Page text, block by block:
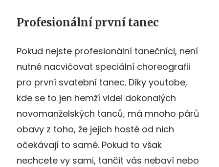
Profesionální první tanec
Pokud nejste profesionální tanečníci, není
nutné nacvičovat speciální choreografii
pro první svatební tanec. Díky youtobe,
kde se to jen hemží videi dokonalých
novomanželských tanců, má mnoho párů
obavy z toho, že jejich hosté od nich
očekávají to samé. Pokud to však
nechcete vy sami, tančit vás nebaví nebo